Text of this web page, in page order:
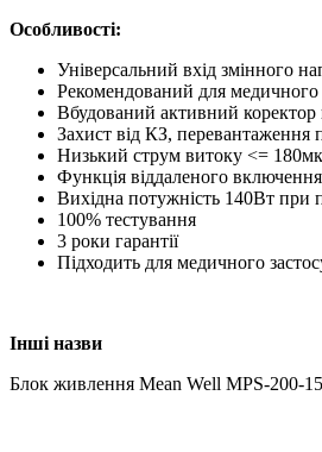
Особливості:
Універсальний вхід змінного
Рекомендований для
Вбудований активний коректор
Захист від КЗ, перевантаження
Низький струм витоку <=
Функція віддаленого
Вихідна потужність 140Вт при
100% тестування
3 роки гарантії
Підходить для медичного
Інші назви
Блок живлення Mean Well MPS-200-